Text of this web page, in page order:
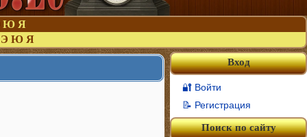
Ю Я
Э Ю Я
Вход
🔐 Войти
📝 Регистрация
Поиск по сайту